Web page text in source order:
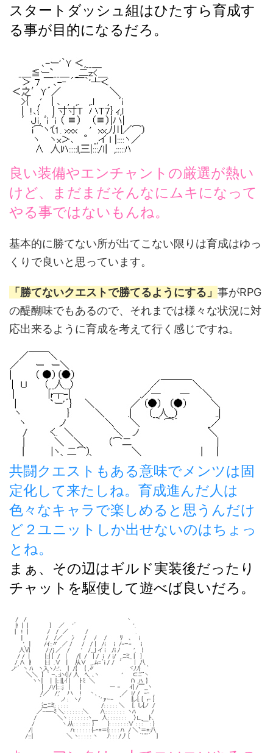
スタートダッシュ組はひたすら育成す
る事が目的になるだろ。
良い装備やエンチャントの厳選が熱い
けど、まだまだそんなにムキになって
やる事ではないもんね。
基本的に勝てない所が出てこない限りは育成はゆっ
くりで良いと思っています。
「勝てないクエストで勝てるようにする」 事がRPG
の醍醐味でもあるので、それまでは様々な状況に対
応出来るように育成を考えて行く感じですね。
共闘クエストもある意味でメンツは固
定化して来たしね。育成進んだ人は
色々なキャラで楽しめると思うんだけ
ど２ユニットしか出せないのはちょっ
とね。
まぁ、その辺はギルド実装後だったり
チャットを駆使して遊べば良いだろ。